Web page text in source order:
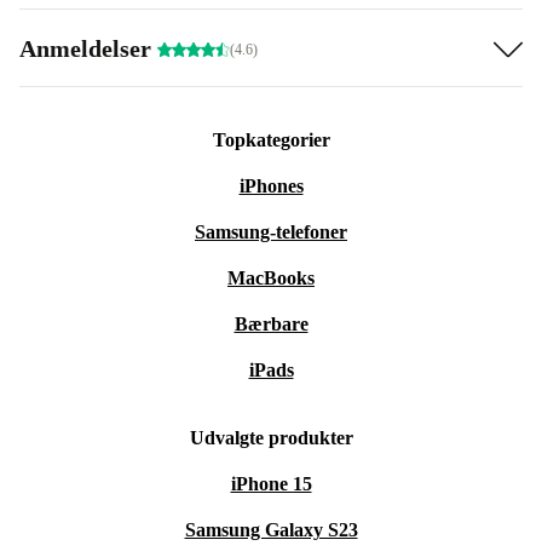
Anmeldelser (4.6)
Topkategorier
iPhones
Samsung-telefoner
MacBooks
Bærbare
iPads
Udvalgte produkter
iPhone 15
Samsung Galaxy S23